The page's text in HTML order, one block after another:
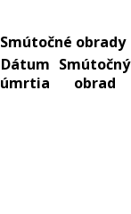
Smútočné obrady
Dátum
úmrtia
Smútočný
obrad